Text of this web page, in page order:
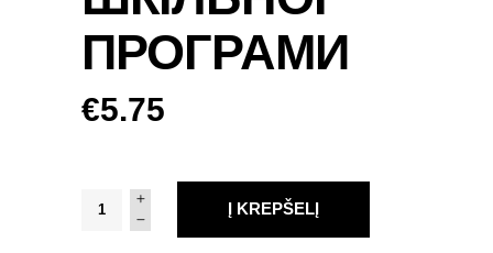
ПРОГРАМИ
€5.75
мертвим,
Į KREPŠELĮ